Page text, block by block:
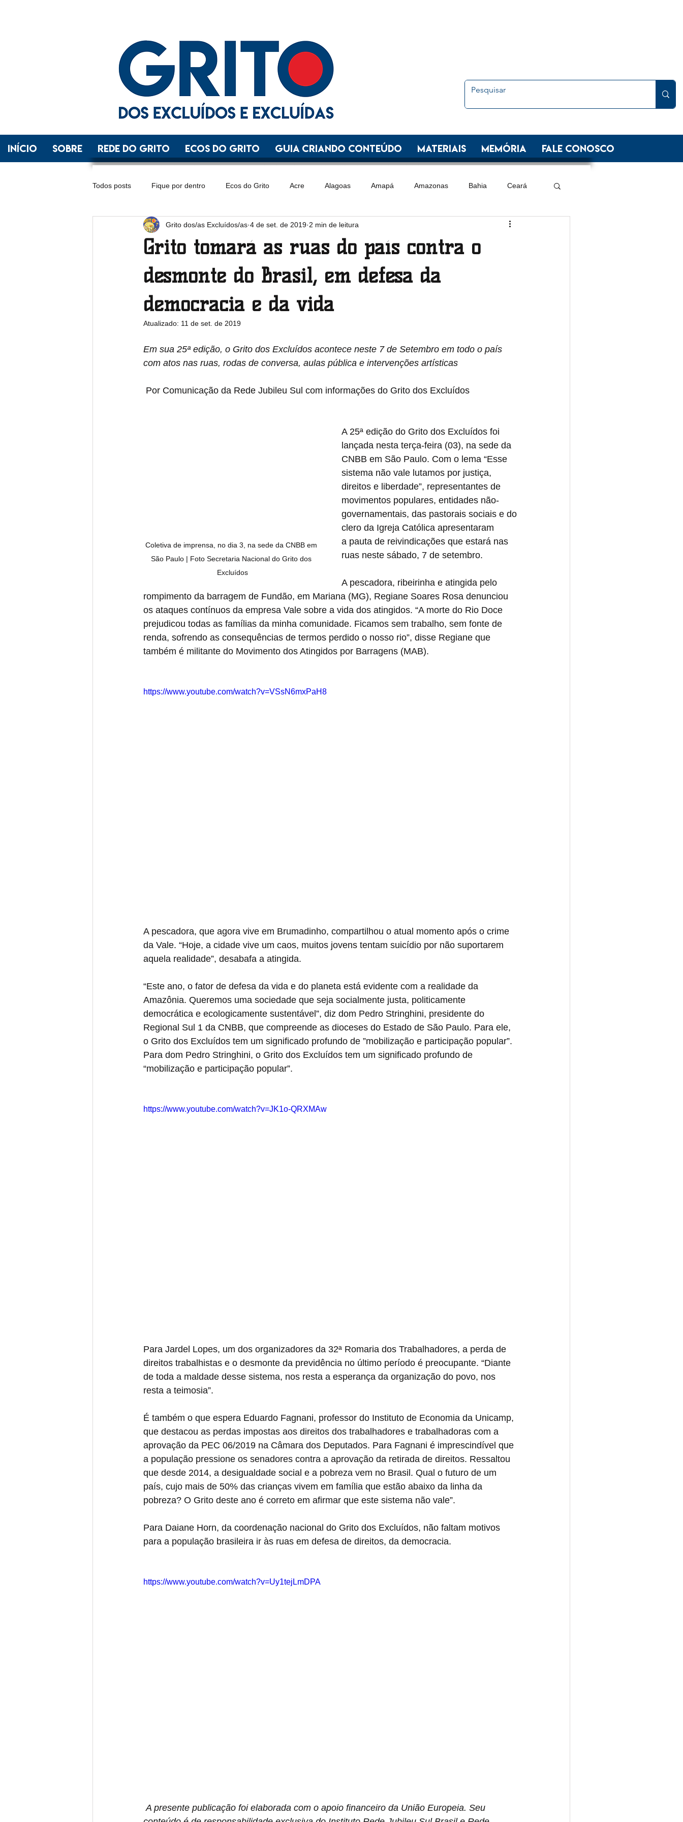
INÍCIO SOBRE REDE DO GRITO ECOS DO GRITO GUIA CRIANDO CONTEÚDO Materiais Memória FALE CONOSCO
Todos posts Fique por dentro Ecos do Grito Acre Alagoas Amapá Amazonas Bahia Ceará
Distrito Federal Espírito Santo Goiás Maranhão Mato Grosso Minas Gerais
Paraíba Paraná Pernambuco Piauí Rio de Janeiro Rio Grande do Norte
Rio Grande do Sul Rondônia Roraima Santa Catarina
Grito tomará as ruas do país contra o
desmonte do Brasil, em defesa da
democracia e da vida
Grito dos/as Excluídos/as 4 de set. de 2019 2 min de leitura
Atualizado: 11 de set. de 2019
Em sua 25ª edição, o Grito dos Excluídos acontece neste 7 de Setembro em todo o país
com atos nas ruas, rodas de conversa, aulas pública e intervenções artísticas
Por Comunicação da Rede Jubileu Sul com informações do Grito dos Excluídos
Coletiva de imprensa, no dia 3, na sede da CNBB em
São Paulo | Foto Secretaria Nacional do Grito dos
Excluídos
A 25ª edição do Grito dos Excluídos foi
lançada nesta terça-feira (03), na sede da
CNBB em São Paulo. Com o lema “Esse
sistema não vale lutamos por justiça,
direitos e liberdade”, representantes de
movimentos populares, entidades não-
governamentais, das pastorais sociais e do
clero da Igreja Católica apresentaram
a pauta de reivindicações que estará nas
ruas neste sábado, 7 de setembro.
A pescadora, ribeirinha e atingida pelo
rompimento da barragem de Fundão, em Mariana (MG), Regiane Soares Rosa denunciou
os ataques contínuos da empresa Vale sobre a vida dos atingidos. “A morte do Rio Doce
prejudicou todas as famílias da minha comunidade. Ficamos sem trabalho, sem fonte de
renda, sofrendo as consequências de termos perdido o nosso rio”, disse Regiane que
também é militante do Movimento dos Atingidos por Barragens (MAB).
https://www.youtube.com/watch?v=VSsN6mxPaH8
A pescadora, que agora vive em Brumadinho, compartilhou o atual momento após o crime
da Vale. “Hoje, a cidade vive um caos, muitos jovens tentam suicídio por não suportarem
aquela realidade”, desabafa a atingida.
“Este ano, o fator de defesa da vida e do planeta está evidente com a realidade da
Amazônia. Queremos uma sociedade que seja socialmente justa, politicamente
democrática e ecologicamente sustentável”, diz dom Pedro Stringhini, presidente do
Regional Sul 1 da CNBB, que compreende as dioceses do Estado de São Paulo. Para ele,
o Grito dos Excluídos tem um significado profundo de ”mobilização e participação popular”.
Para dom Pedro Stringhini, o Grito dos Excluídos tem um significado profundo de
“mobilização e participação popular”.
https://www.youtube.com/watch?v=JK1o-QRXMAw
Para Jardel Lopes, um dos organizadores da 32ª Romaria dos Trabalhadores, a perda de
direitos trabalhistas e o desmonte da previdência no último período é preocupante. “Diante
de toda a maldade desse sistema, nos resta a esperança da organização do povo, nos
resta a teimosia”.
É também o que espera Eduardo Fagnani, professor do Instituto de Economia da Unicamp,
que destacou as perdas impostas aos direitos dos trabalhadores e trabalhadoras com a
aprovação da PEC 06/2019 na Câmara dos Deputados. Para Fagnani é imprescindível que
a população pressione os senadores contra a aprovação da retirada de direitos. Ressaltou
que desde 2014, a desigualdade social e a pobreza vem no Brasil. Qual o futuro de um
país, cujo mais de 50% das crianças vivem em família que estão abaixo da linha da
pobreza? O Grito deste ano é correto em afirmar que este sistema não vale”.
Para Daiane Horn, da coordenação nacional do Grito dos Excluídos, não faltam motivos
para a população brasileira ir às ruas em defesa de direitos, da democracia.
https://www.youtube.com/watch?v=Uy1tejLmDPA
A presente publicação foi elaborada com o apoio financeiro da União Europeia. Seu